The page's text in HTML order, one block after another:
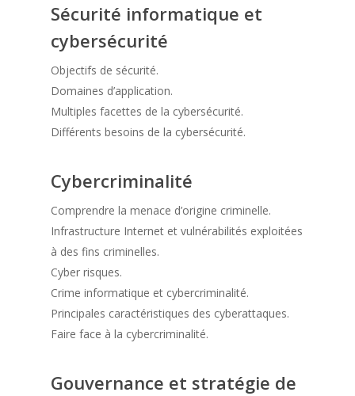
Sécurité informatique et
cybersécurité
Objectifs de sécurité.
Domaines d’application.
Multiples facettes de la cybersécurité.
Différents besoins de la cybersécurité.
Cybercriminalité
Comprendre la menace d’origine criminelle.
Infrastructure Internet et vulnérabilités exploitées
à des fins criminelles.
Cyber risques.
Crime informatique et cybercriminalité.
Principales caractéristiques des cyberattaques.
Faire face à la cybercriminalité.
Gouvernance et stratégie de